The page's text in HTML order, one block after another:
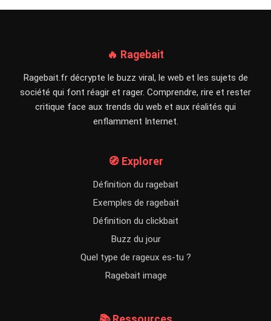
🔥 Ragebait
Ragebait.fr décrypte le buzz viral, le web et les sujets de
société qui font réagir et rager. Comprendre, rire et rester
critique face aux trends du web et aux réalités qui
enflamment Internet.
🧭 Explorer
Définition du ragebait
Exemples de ragebait
Définition du clickbait
Buzz du jour
Quel type de rageux es-tu ?
Ragebait image